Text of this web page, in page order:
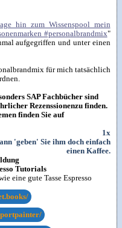
hin zum Wissenspool mein
#personalbrandmix"
aufgegriffen und unter einen
für mich tatsächlich
SAP Fachbücher sind
Rezenssionenzu finden.
finden Sie auf
1x
Tutorials